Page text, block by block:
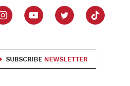
SUBSCRIBE NEWSLETTER